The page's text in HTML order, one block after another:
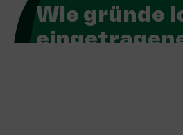
Wie gründe